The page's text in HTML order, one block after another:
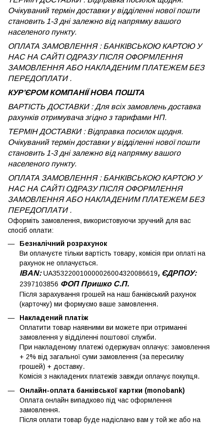
Очікуваний термін доставки у відділенні нової пошти
становить 1-3 дні залежно від напрямку вашого
населеного пункту.
ОПЛАТА ЗАМОВЛЕННЯ : БАНКІВСЬКОЮ КАРТОЮ У
НАС НА САЙТІ ОДРАЗУ ПІСЛЯ ОФОРМЛЕННЯ
ЗАМОВЛЕННЯ АБО НАКЛАДЕНИМ ПЛАТЕЖЕМ БЕЗ
ПЕРЕДОПЛАТИ .
КУРʼЄРОМ КОМПАНІЇ НОВА ПОШТА
ВАРТІСТЬ ДОСТАВКИ : Для всіх замовлень доставка
рахунків отримувача згідно з тарифами НП.
ТЕРМІН ДОСТАВКИ : Відправка посилок щодня.
Очікуваний термін доставки у відділенні нової пошти
становить 1-3 дні залежно від напрямку вашого
населеного пункту.
ОПЛАТА ЗАМОВЛЕННЯ : БАНКІВСЬКОЮ КАРТОЮ У
НАС НА САЙТІ ОДРАЗУ ПІСЛЯ ОФОРМЛЕННЯ
ЗАМОВЛЕННЯ АБО НАКЛАДЕНИМ ПЛАТЕЖЕМБЕЗ
ПЕРЕДОПЛАТИ .
Оформіть замовлення, використовуючи зручний для вас
спосіб оплати:
Безналічний розрахунок
Ви оплачуєте тільки вартість товару, комісія при оплаті на
рахунок не оплачується.
IBAN:UA353220010000026004320086619, ЄДРПОУ:
2397103856 ФОП Пришко С.П.
Після зарахування грошей на наш банківський рахунок
(карточку) ми формуємо ваше замовлення.
Накладений платіж
Оплатити товар наявними ви можете при отриманні
замовлення у відділенні поштової служби.
При накладеному платежі одержувач оплачує: замовлення
+ 2% від загальної суми замовлення (за пересилку
грошей) + доставку.
Комісія з накладених платежів завжди оплачує покупця.
Онлайн-оплата банківської картки (monobank)
Оплата онлайн випадково під час оформлення
замовлення.
Після оплати товар буде надіслано вам у той же або на